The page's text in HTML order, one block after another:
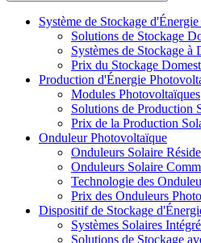
Système de Stockage
Solutions de Stockage
Systèmes de Stockage à
Prix du Stockage
Production d'Énergie
Modules Photovoltaïques
Solutions de Production
Prix de la Production
Onduleur Photovoltaïque
Onduleurs Solaire
Onduleurs Solaire
Technologie des
Prix des Onduleurs
Dispositif de Stockage
Systèmes Solaires
Solutions de Stockage